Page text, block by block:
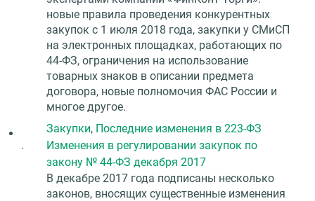
новые правила проведения конкурентных
закупок с 1 июля 2018 года, закупки у СМиСП
на электронных площадках, работающих по
44-ФЗ, ограничения на использование
товарных знаков в описании предмета
договора, новые полномочия ФАС России и
многое другое.
Закупки, Последние изменения в 223-ФЗ
.
Изменения в регулировании закупок по
закону № 44-ФЗ декабря 2017
В декабре 2017 года подписаны несколько
законов, вносящих существенные изменения